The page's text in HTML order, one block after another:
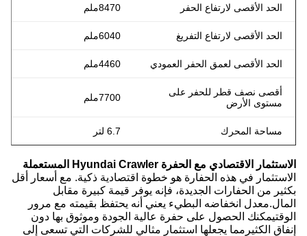
الحد الأقصى لارتفاع الحفر 8470ملم
الحد الأقصى لارتفاع التفريغ 6040ملم
الحد الأقصى لعمق الحفر العمودي 4460ملم
أقصى نصف قطر للحفر على
مستوى الأرض
7700ملم
مساحة المحرك 6.7 لتر
الاستثمار الاقتصادي مع الحفرة Hyundai Crawler المستعملة
الاستثمار في هذه الحفارة هو خطوة اقتصادية ذكية. مع أسعار أقل
بكثير من الحفارات الجديدة، فإنه يوفر قيمة كبيرة مقابل
المال.معدل انخفاضه البطيء يعني أنه يحتفظ بقيمته مع مرور
الوقتيمكنك الحصول على حفرة عالية الجودة وموثوق بها دون
إنفاق الكثيرمما يجعلها استثمار مثالي للشركات التي تسعى إلى